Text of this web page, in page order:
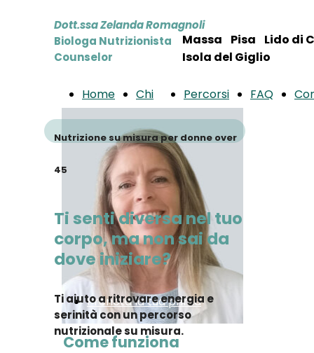
Dott.ssa Zelanda Romagnoli
Biologa Nutrizionista
Counselor
Massa Pisa Lido di
Isola del Giglio
Home
Chi
sono
Percorsi FAQ
Nutrizione su misura per donne over
45
Ti senti diversa nel tuo
corpo, ma non sai da
dove iniziare?
Ti aiuto a ritrovare energia e
serinità con un percorso
nutrizionale su misura.
Prenota la tua prima
consulenza
Come funziona